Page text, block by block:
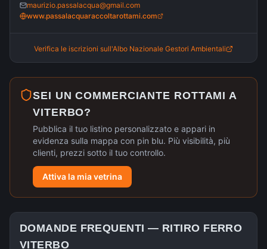
maurizio.passalacqua@gmail.com
www.passalacquaraccoltarottami.com
Verifica le iscrizioni sull'Albo Nazionale Gestori Ambientali
SEI UN COMMERCIANTE ROTTAMI A
VITERBO?
Pubblica il tuo listino personalizzato e appari in
evidenza sulla mappa con pin blu. Più visibilità, più
clienti, prezzi sotto il tuo controllo.
Attiva la mia vetrina
DOMANDE FREQUENTI — RITIRO FERRO
VITERBO